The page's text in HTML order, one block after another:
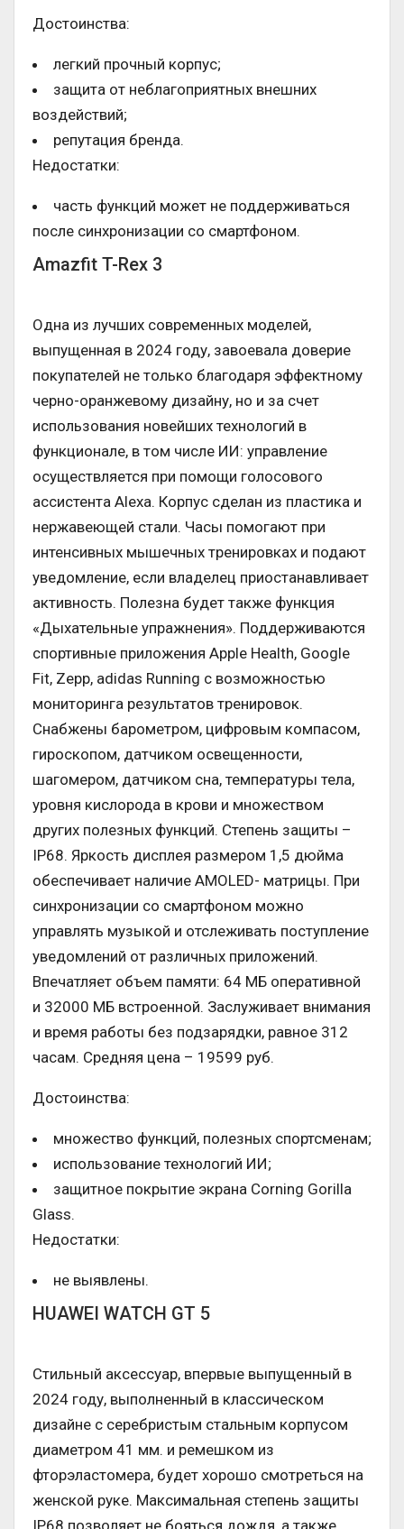
Достоинства:
легкий прочный корпус;
защита от неблагоприятных внешних
воздействий;
репутация бренда.
Недостатки:
часть функций может не поддерживаться
после синхронизации со смартфоном.
Amazfit T-Rex 3
Одна из лучших современных моделей,
выпущенная в 2024 году, завоевала доверие
покупателей не только благодаря эффектному
черно-оранжевому дизайну, но и за счет
использования новейших технологий в
функционале, в том числе ИИ: управление
осуществляется при помощи голосового
ассистента Alexa. Корпус сделан из пластика и
нержавеющей стали. Часы помогают при
интенсивных мышечных тренировках и подают
уведомление, если владелец приостанавливает
активность. Полезна будет также функция
«Дыхательные упражнения». Поддерживаются
спортивные приложения Apple Health, Google
Fit, Zepp, adidas Running с возможностью
мониторинга результатов тренировок.
Снабжены барометром, цифровым компасом,
гироскопом, датчиком освещенности,
шагомером, датчиком сна, температуры тела,
уровня кислорода в крови и множеством
других полезных функций. Степень защиты –
IP68. Яркость дисплея размером 1,5 дюйма
обеспечивает наличие AMOLED- матрицы. При
синхронизации со смартфоном можно
управлять музыкой и отслеживать поступление
уведомлений от различных приложений.
Впечатляет объем памяти: 64 МБ оперативной
и 32000 МБ встроенной. Заслуживает внимания
и время работы без подзарядки, равное 312
часам. Средняя цена – 19599 руб.
Достоинства:
множество функций, полезных спортсменам;
использование технологий ИИ;
защитное покрытие экрана Corning Gorilla
Glass.
Недостатки:
не выявлены.
HUAWEI WATCH GT 5
Стильный аксессуар, впервые выпущенный в
2024 году, выполненный в классическом
дизайне с серебристым стальным корпусом
диаметром 41 мм. и ремешком из
фторэластомера, будет хорошо смотреться на
женской руке. Максимальная степень защиты